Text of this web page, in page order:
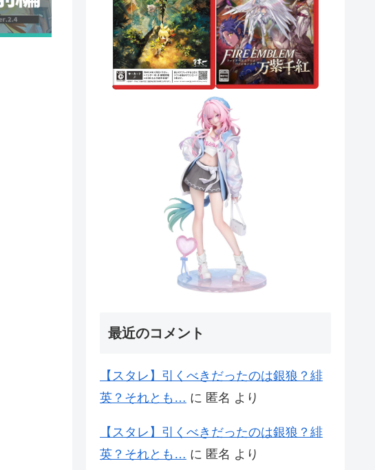
最近のコメント
【スタレ】引くべきだったのは銀狼？緋
英？それとも… に 匿名 より
【スタレ】引くべきだったのは銀狼？緋
英？それとも… に 匿名 より